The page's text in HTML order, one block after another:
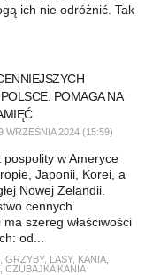
ich nie odróżnić. Tak
POMAGA NA
WRZEŚNIA 2024 (15:59)
pospolity w Ameryce
Japonii, Korei, a
Nowej Zelandii.
cennych
szereg właściwości
od...
GRZYBY, LASY, KANIA,
CZUBAJKA KANIA